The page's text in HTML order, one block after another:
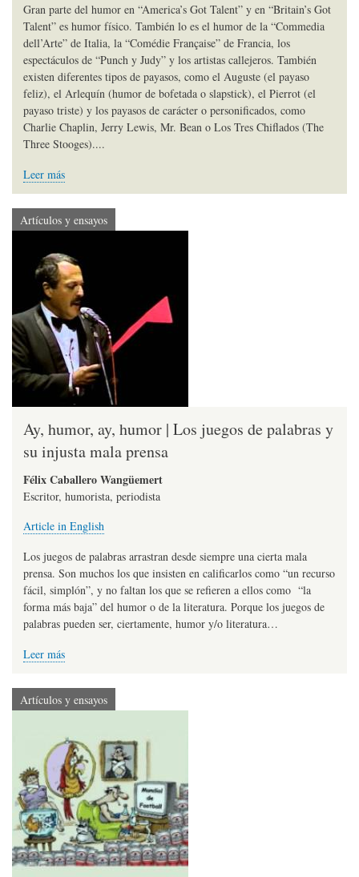
Gran parte del humor en “America’s Got Talent” y en “Britain’s Got
Talent” es humor físico. También lo es el humor de la “Commedia
dell’Arte” de Italia, la “Comédie Française” de Francia, los
espectáculos de “Punch y Judy” y los artistas callejeros. También
existen diferentes tipos de payasos, como el Auguste (el payaso
feliz), el Arlequín (humor de bofetada o slapstick), el Pierrot (el
payaso triste) y los payasos de carácter o personificados, como
Charlie Chaplin, Jerry Lewis, Mr. Bean o Los Tres Chiflados (The
Three Stooges)....
Leer más
Artículos y ensayos
Ay, humor, ay, humor | Los juegos de palabras y
su injusta mala prensa
Félix Caballero Wangüemert
Escritor, humorista, periodista
Article in English
Los juegos de palabras arrastran desde siempre una cierta mala
prensa. Son muchos los que insisten en calificarlos como “un recurso
fácil, simplón”, y no faltan los que se refieren a ellos como “la
forma más baja” del humor o de la literatura. Porque los juegos de
palabras pueden ser, ciertamente, humor y/o literatura…
Leer más
Artículos y ensayos